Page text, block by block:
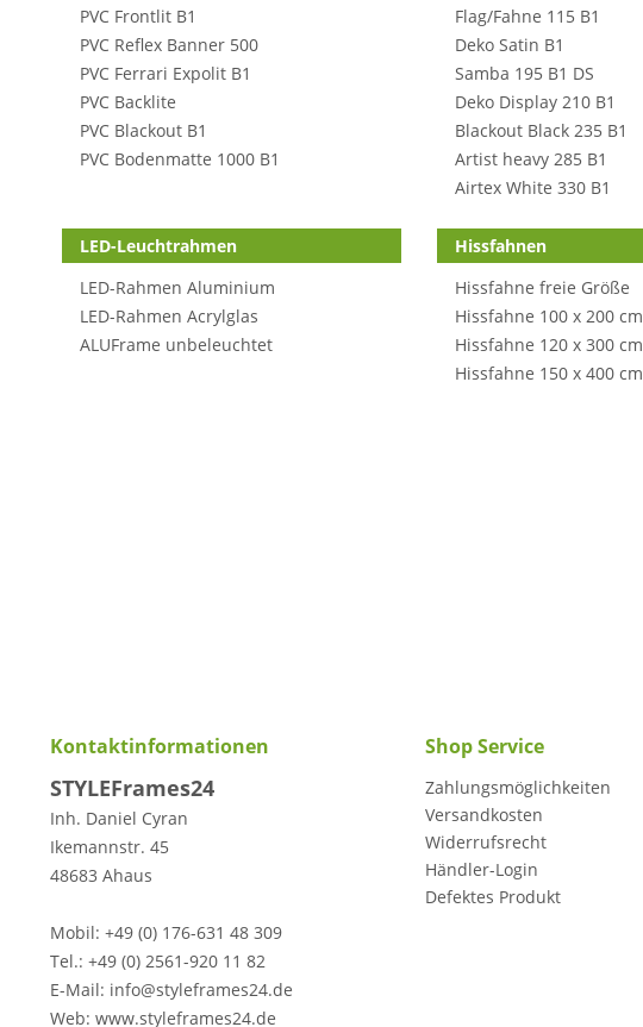
PVC Frontlit B1
PVC Reflex Banner 500
PVC Ferrari Expolit B1
PVC Backlite
PVC Blackout B1
PVC Bodenmatte 1000 B1
Flag/Fahne 115 B1
Deko Satin B1
Samba 195 B1 DS
Deko Display 210 B1
Blackout Black 235 B1
Artist heavy 285 B1
Airtex White 330 B1
LED-Leuchtrahmen
LED-Rahmen Aluminium
LED-Rahmen Acrylglas
ALUFrame unbeleuchtet
Hissfahnen
Hissfahne freie Größe
Hissfahne 100 x 200 cm
Hissfahne 120 x 300 cm
Hissfahne 150 x 400 cm
Kontaktinformationen
STYLEFrames24
Inh. Daniel Cyran
Ikemannstr. 45
48683 Ahaus
Mobil: +49 (0) 176-631 48 309
Tel.: +49 (0) 2561-920 11 82
E-Mail: info@styleframes24.de
Web: www.styleframes24.de
Shop Service
Zahlungsmöglichkeiten
Versandkosten
Widerrufsrecht
Händler-Login
Defektes Produkt